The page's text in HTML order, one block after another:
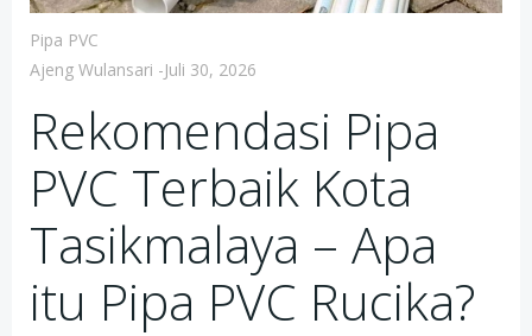
Pipa PVC
Ajeng Wulansari -Juli 30, 2026
Rekomendasi Pipa
PVC Terbaik Kota
Tasikmalaya – Apa
itu Pipa PVC Rucika?